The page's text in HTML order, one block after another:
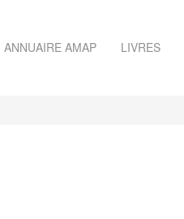
ANNUAIRE AMAP LIVRES